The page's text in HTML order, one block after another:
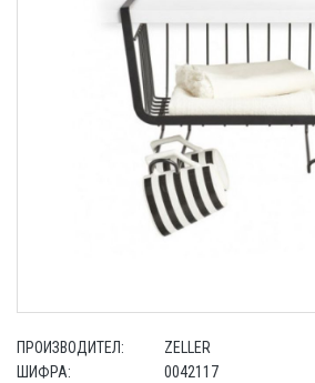
ПРОИЗВОДИТЕЛ:
ZELLER
ШИФРА:
0042117